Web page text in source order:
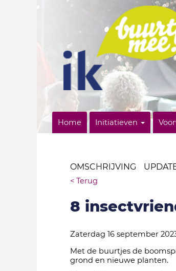
Home Initiatieven
OMSCHRIJVING
< Terug
8
Zaterdag 16 september
Met de buurtjes de
grond en nieuwe planten.